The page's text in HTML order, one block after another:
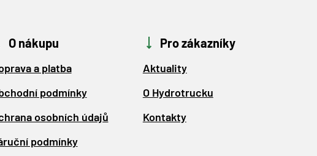
O nákupu
a platba
podmínky
osobních údajů
podmínky
Pro zákazníky
Aktuality
O Hydrotrucku
Kontakty